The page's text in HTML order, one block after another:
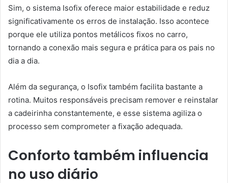
Sim, o sistema Isofix oferece maior estabilidade e reduz
significativamente os erros de instalação. Isso acontece
porque ele utiliza pontos metálicos fixos no carro,
tornando a conexão mais segura e prática para os pais no
dia a dia.
Além da segurança, o Isofix também facilita bastante a
rotina. Muitos responsáveis precisam remover e reinstalar
a cadeirinha constantemente, e esse sistema agiliza o
processo sem comprometer a fixação adequada.
Conforto também influencia
no uso diário